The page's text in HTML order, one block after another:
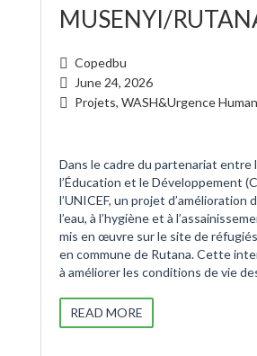
MUSENYI/
Copedbu
June 24, 2026
Projets, WASH&Urgence
Dans le cadre du partenariat entre
l’Éducation et le Développement
l’UNICEF, un projet d’amélioration
l’eau, à l’hygiène et à
mis en œuvre sur le site de
en commune de Rutana. Cette
à améliorer les conditions de vie
READ MORE